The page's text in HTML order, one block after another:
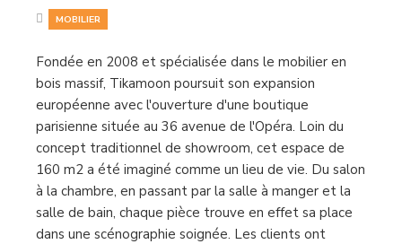
MOBILIER
Fondée en 2008 et spécialisée dans le mobilier en
bois massif, Tikamoon poursuit son expansion
européenne avec l'ouverture d'une boutique
parisienne située au 36 avenue de l'Opéra. Loin du
concept traditionnel de showroom, cet espace de
160 m2 a été imaginé comme un lieu de vie. Du salon
à la chambre, en passant par la salle à manger et la
salle de bain, chaque pièce trouve en effet sa place
dans une scénographie soignée. Les clients ont